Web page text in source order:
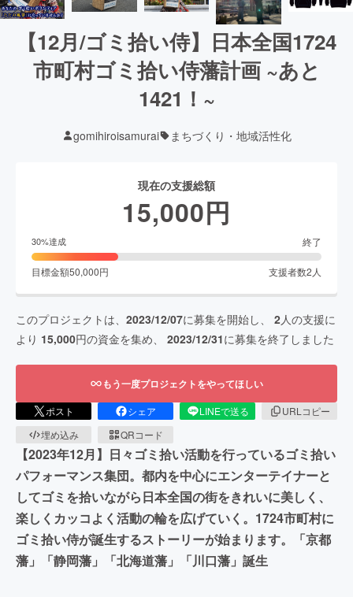
【12月/ゴミ拾い侍】日本全国1724
市町村ゴミ拾い侍藩計画 ~あと
1421！~
gomihiroisamurai まちづくり・地域活性化
現在の支援総額
15,000円
30%達成 終了
目標金額50,000円 支援者数2 人
このプロジェクトは、 2023/12/07に募集を開始し、 2人の支援に
より 15,000円の資金を集め、 2023/12/31に募集を終了しました
もう一度プロジェクトをやってほしい
ポスト シェア LINEで送る
URLコピー
埋め込み
QRコード
【2023年12月】日々ゴミ拾い活動を行っているゴミ拾い
パフォーマンス集団。都内を中心にエンターテイナーと
してゴミを拾いながら日本全国の街をきれいに美しく、
楽しくカッコよく活動の輪を広げていく。1724市町村に
ゴミ拾い侍が誕生するストーリーが始まります。「京都
藩」「静岡藩」「北海道藩」「川口藩」誕生